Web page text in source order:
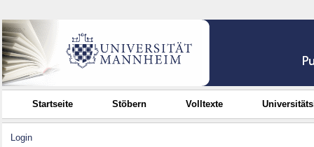
Startseite Stöbern Volltexte
Login